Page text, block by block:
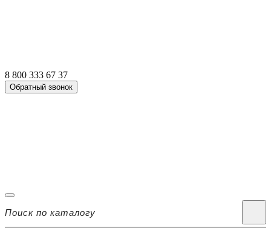
8 800 333 67 37
Обратный звонок